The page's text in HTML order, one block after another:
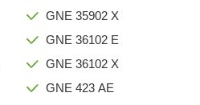
GNE 35902 X
GNE 36102 E
GNE 36102 X
GNE 423 AE